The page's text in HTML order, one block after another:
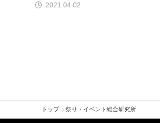
2021.04.02
トップ 祭り・イベント総合研究所